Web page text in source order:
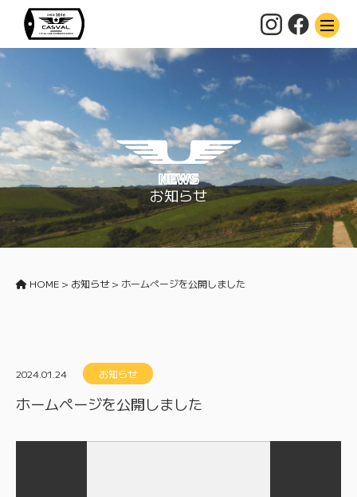
NEWS
お知らせ
HOME > お知らせ> ホームページを公開しました
2024.01.24 お知らせ
ホームページを公開しました